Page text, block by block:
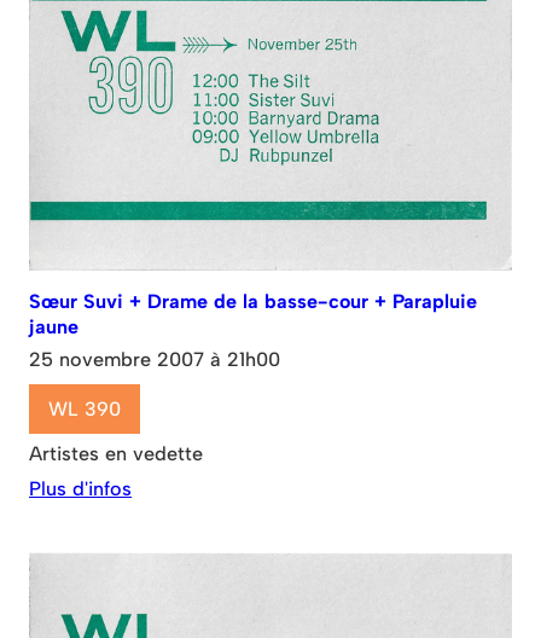
Sœur Suvi + Drame de la basse-cour + Parapluie
jaune
25 novembre 2007 à 21h00
WL 390
Artistes en vedette
Plus d'infos